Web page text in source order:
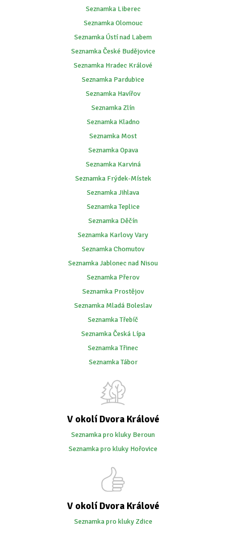
Seznamka Liberec
Seznamka Olomouc
Seznamka Ústí nad Labem
Seznamka České Budějovice
Seznamka Hradec Králové
Seznamka Pardubice
Seznamka Havířov
Seznamka Zlín
Seznamka Kladno
Seznamka Most
Seznamka Opava
Seznamka Karviná
Seznamka Frýdek-Místek
Seznamka Jihlava
Seznamka Teplice
Seznamka Děčín
Seznamka Karlovy Vary
Seznamka Chomutov
Seznamka Jablonec nad Nisou
Seznamka Přerov
Seznamka Prostějov
Seznamka Mladá Boleslav
Seznamka Třebíč
Seznamka Česká Lípa
Seznamka Třinec
Seznamka Tábor
V okolí Dvora Králové
Seznamka pro kluky Beroun
Seznamka pro kluky Hořovice
V okolí Dvora Králové
Seznamka pro kluky Zdice